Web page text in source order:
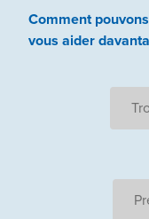
Comment
vous aider